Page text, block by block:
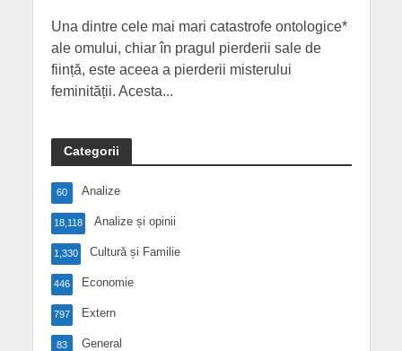
Una dintre cele mai mari catastrofe ontologice*
ale omului, chiar în pragul pierderii sale de
ființă, este aceea a pierderii misterului
feminității. Acesta...
Categorii
Analize
60
Analize și opinii
18,118
Cultură și Familie
1,330
Economie
446
Extern
797
General
83